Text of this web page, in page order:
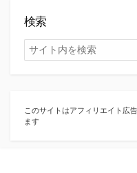
検索
検
索
このサイトはアフィリエイト広
ます